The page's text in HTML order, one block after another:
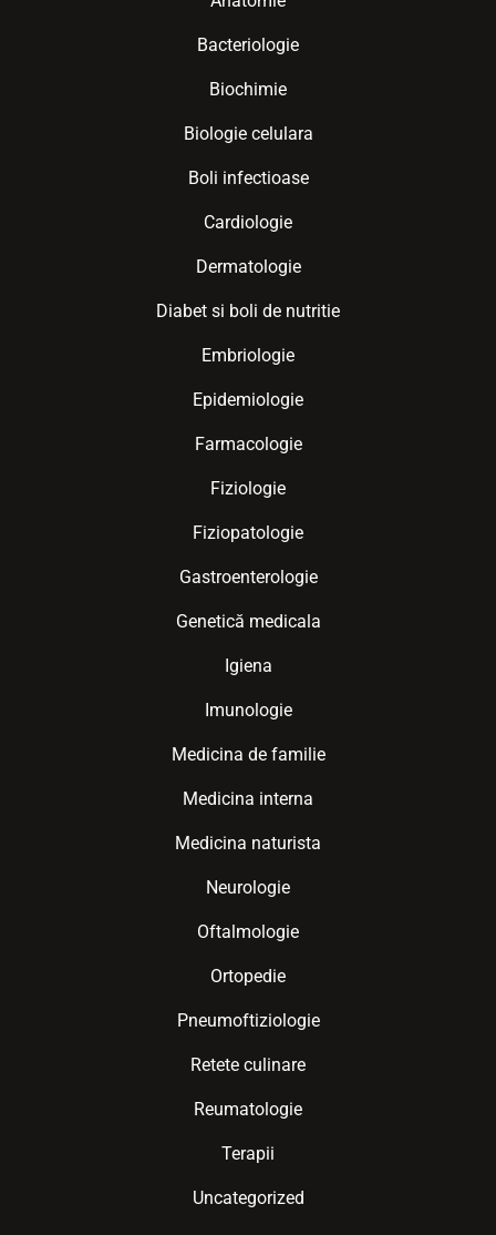
Bacteriologie
Biochimie
Biologie celulara
Boli infectioase
Cardiologie
Dermatologie
Diabet si boli de nutritie
Embriologie
Epidemiologie
Farmacologie
Fiziologie
Fiziopatologie
Gastroenterologie
Genetică medicala
Igiena
Imunologie
Medicina de familie
Medicina interna
Medicina naturista
Neurologie
Oftalmologie
Ortopedie
Pneumoftiziologie
Retete culinare
Reumatologie
Terapii
Uncategorized